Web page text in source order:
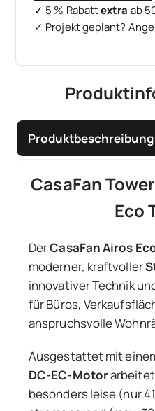
✓ 5 % Rabattextra ab
✓ Projekt geplant?
Produktbeschreibung
CasaFan
Eco
DerCasaFan Airos
moderner, kraftvoller
innovativer Technik
für Büros,
anspruchsvolle
Ausgestattet mit
DC-EC-Motorarbeitet
besonders leise (nur